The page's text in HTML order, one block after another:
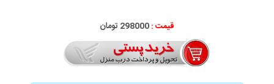
قیمت :298000 تومان